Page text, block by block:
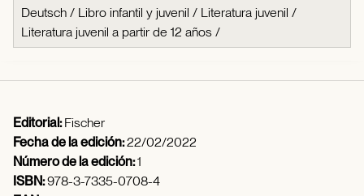
Deutsch / Libro infantil y juvenil / Literatura juvenil /
Literatura juvenil a partir de 12 años /
Editorial:Fischer
Fecha de la edición:22/02/2022
Número de la edición:1
ISBN:978-3-7335-0708-4